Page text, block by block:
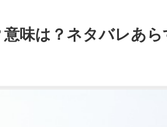
味は？ネタバレあら